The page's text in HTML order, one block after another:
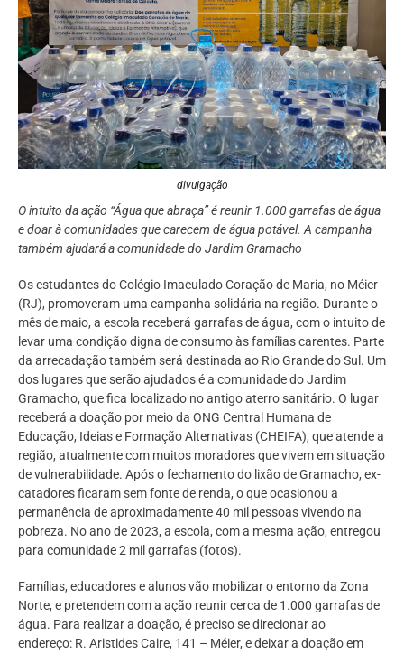
divulgação
O intuito da ação “Água que abraça” é reunir 1.000 garrafas de água
e doar à comunidades que carecem de água potável. A campanha
também ajudará a comunidade do Jardim Gramacho
Os estudantes do Colégio Imaculado Coração de Maria, no Méier
(RJ), promoveram uma campanha solidária na região. Durante o
mês de maio, a escola receberá garrafas de água, com o intuito de
levar uma condição digna de consumo às famílias carentes. Parte
da arrecadação também será destinada ao Rio Grande do Sul. Um
dos lugares que serão ajudados é a comunidade do Jardim
Gramacho, que fica localizado no antigo aterro sanitário. O lugar
receberá a doação por meio da ONG Central Humana de
Educação, Ideias e Formação Alternativas (CHEIFA), que atende a
região, atualmente com muitos moradores que vivem em situação
de vulnerabilidade. Após o fechamento do lixão de Gramacho, ex-
catadores ficaram sem fonte de renda, o que ocasionou a
permanência de aproximadamente 40 mil pessoas vivendo na
pobreza. No ano de 2023, a escola, com a mesma ação, entregou
para comunidade 2 mil garrafas (fotos).
Famílias, educadores e alunos vão mobilizar o entorno da Zona
Norte, e pretendem com a ação reunir cerca de 1.000 garrafas de
água. Para realizar a doação, é preciso se direcionar ao
endereço: R. Aristides Caire, 141 – Méier, e deixar a doação em